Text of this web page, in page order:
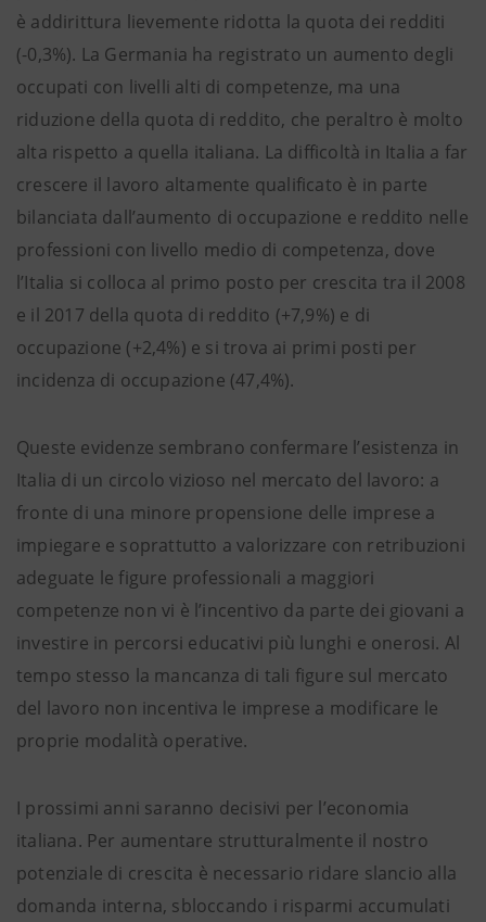
è addirittura lievemente ridotta la quota dei redditi
(-0,3%). La Germania ha registrato un aumento degli
occupati con livelli alti di competenze, ma una
riduzione della quota di reddito, che peraltro è molto
alta rispetto a quella italiana. La difficoltà in Italia a far
crescere il lavoro altamente qualificato è in parte
bilanciata dall’aumento di occupazione e reddito nelle
professioni con livello medio di competenza, dove
l’Italia si colloca al primo posto per crescita tra il 2008
e il 2017 della quota di reddito (+7,9%) e di
occupazione (+2,4%) e si trova ai primi posti per
incidenza di occupazione (47,4%).
Queste evidenze sembrano confermare l’esistenza in
Italia di un circolo vizioso nel mercato del lavoro: a
fronte di una minore propensione delle imprese a
impiegare e soprattutto a valorizzare con retribuzioni
adeguate le figure professionali a maggiori
competenze non vi è l’incentivo da parte dei giovani a
investire in percorsi educativi più lunghi e onerosi. Al
tempo stesso la mancanza di tali figure sul mercato
del lavoro non incentiva le imprese a modificare le
proprie modalità operative.
I prossimi anni saranno decisivi per l’economia
italiana. Per aumentare strutturalmente il nostro
potenziale di crescita è necessario ridare slancio alla
domanda interna, sbloccando i risparmi accumulati